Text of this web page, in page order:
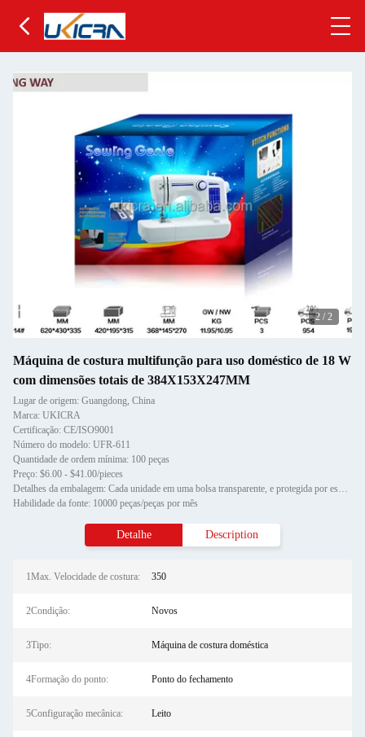
2 / 2
Máquina de costura multifunção para uso doméstico de 18 W
com dimensões totais de 384X153X247MM
Lugar de origem: Guangdong, China
Marca: UKICRA
Certificação: CE/ISO9001
Número do modelo: UFR-611
Quantidade de ordem mínima: 100 peças
Preço: $6.00 - $41.00/pieces
Detalhes da embalagem: Cada unidade em uma bolsa transparente, e protegida por espuma de polietileno cortada, em seguida, e
Habilidade da fonte: 10000 peças/peças por mês
Detalhe Description
1Max. Velocidade de costura: 350
2Condição: Novos
3Tipo: Máquina de costura doméstica
4Formação do ponto: Ponto do fechamento
5Configuração mecânica: Leito